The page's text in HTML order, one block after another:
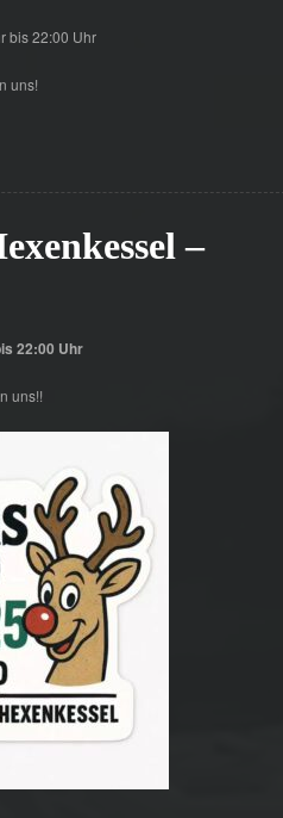
bis 22:00 Uhr
uns!
–
22:00 Uhr
uns!!